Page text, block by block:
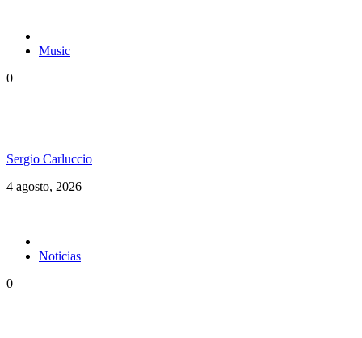
Music
0
Sergio Carluccio
4 agosto, 2026
Noticias
0